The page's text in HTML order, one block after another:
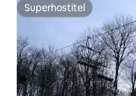
Superhostiteľ
Superhostiteľ